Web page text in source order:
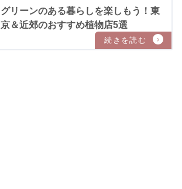
グリーンのある暮らしを楽しもう！東
京＆近郊のおすすめ植物店5選